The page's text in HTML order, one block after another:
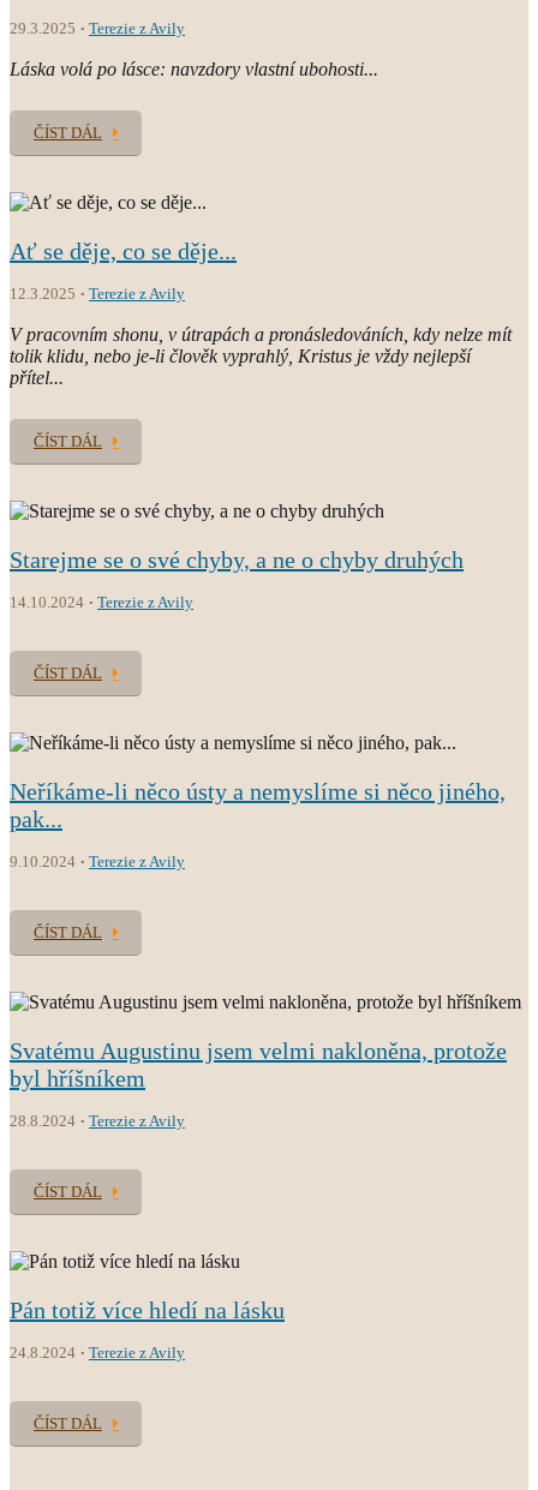
29.3.2025 Terezie z Avily
Láska volá po lásce: navzdory vlastní ubohosti...
ČÍST DÁL
Ať se děje, co se děje...
12.3.2025 Terezie z Avily
V pracovním shonu, v útrapách a pronásledováních, kdy nelze mít
tolik klidu, nebo je-li člověk vyprahlý, Kristus je vždy nejlepší
přítel...
ČÍST DÁL
Starejme se o své chyby, a ne o chyby druhých
14.10.2024 Terezie z Avily
ČÍST DÁL
Neříkáme-li něco ústy a nemyslíme si něco jiného,
pak...
9.10.2024 Terezie z Avily
ČÍST DÁL
Svatému Augustinu jsem velmi nakloněna, protože
byl hříšníkem
28.8.2024 Terezie z Avily
ČÍST DÁL
Pán totiž více hledí na lásku
24.8.2024 Terezie z Avily
ČÍST DÁL